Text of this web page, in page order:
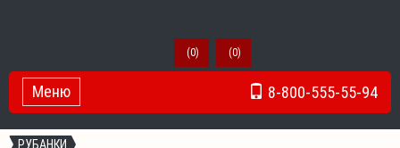
(0) (0)
8-800-555-55-94
Toggle Navigation
Меню
РУБАНКИ